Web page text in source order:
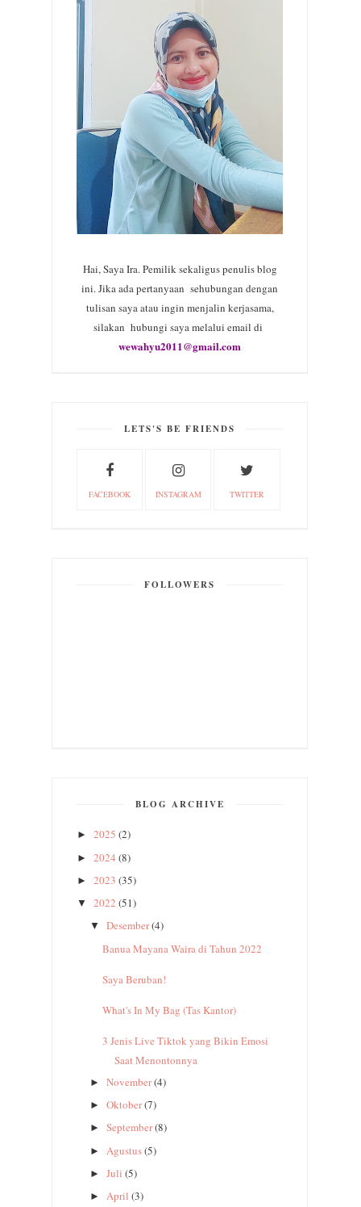
Hai, Saya Ira. Pemilik sekaligus penulis blog
ini. Jika ada pertanyaan sehubungan dengan
tulisan saya atau ingin menjalin kerjasama,
silakan hubungi saya melalui email di
wewahyu2011@gmail.com
LETS'S BE FRIENDS
FACEBOOK INSTAGRAM TWITTER
FOLLOWERS
BLOG ARCHIVE
► 2025 (2)
► 2024 (8)
► 2023 (35)
▼ 2022 (51)
▼ Desember(4)
Banua Mayana Waira di Tahun 2022
Saya Beruban!
What's In My Bag (Tas Kantor)
3 Jenis Live Tiktok yang Bikin Emosi
Saat Menontonnya
► November(4)
► Oktober(7)
► September(8)
► Agustus(5)
► Juli (5)
► April (3)